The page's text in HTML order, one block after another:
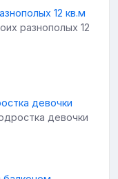
разнополых 12
девочки